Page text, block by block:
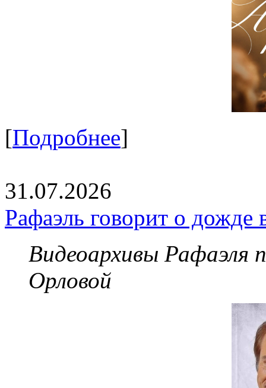
[Подробнее]
31.07.2026
Рафаэль говорит о дожде
Видеоархивы Рафаэля
Орловой